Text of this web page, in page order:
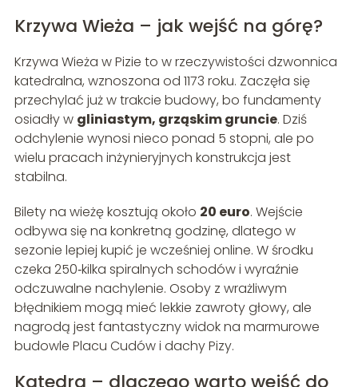
Krzywa Wieża – jak wejść na górę?
Krzywa Wieża w Pizie to w rzeczywistości dzwonnica
katedralna, wznoszona od 1173 roku. Zaczęła się
przechylać już w trakcie budowy, bo fundamenty
osiadły w gliniastym, grząskim gruncie. Dziś
odchylenie wynosi nieco ponad 5 stopni, ale po
wielu pracach inżynieryjnych konstrukcja jest
stabilna.
Bilety na wieżę kosztują około 20 euro. Wejście
odbywa się na konkretną godzinę, dlatego w
sezonie lepiej kupić je wcześniej online. W środku
czeka 250‑kilka spiralnych schodów i wyraźnie
odczuwalne nachylenie. Osoby z wrażliwym
błędnikiem mogą mieć lekkie zawroty głowy, ale
nagrodą jest fantastyczny widok na marmurowe
budowle Placu Cudów i dachy Pizy.
Katedra – dlaczego warto wejść do